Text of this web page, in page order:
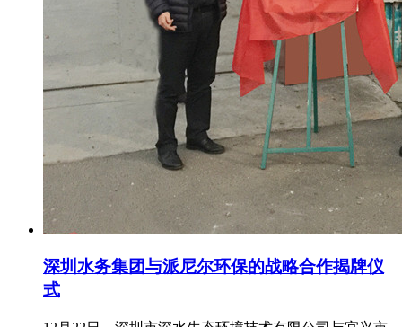
深圳水务集团与派尼尔环保的战略合作揭牌仪
式